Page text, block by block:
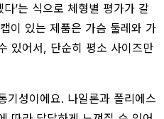
’는 식으로 체형별 평가가 갈
이 있는 제품은 가슴 둘레와 가
있어서, 단순히 평소 사이즈만
기성이에요. 나일론과 폴리에스